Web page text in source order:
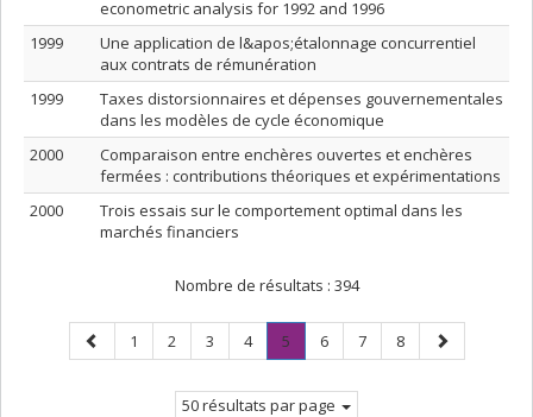
econometric analysis for 1992 and 1996
1999
Une application de l&apos;étalonnage concurrentiel
aux contrats de rémunération
1999
Taxes distorsionnaires et dépenses gouvernementales
dans les modèles de cycle économique
2000
Comparaison entre enchères ouvertes et enchères
fermées : contributions théoriques et expérimentations
2000
Trois essais sur le comportement optimal dans les
marchés financiers
Nombre de résultats : 394
Page
précédente
Page
1 Page
2 Page
3 Page
4 Page
5.
Page
Page
6 Page
7 Page
8
Page
suivante
50 résultats par page